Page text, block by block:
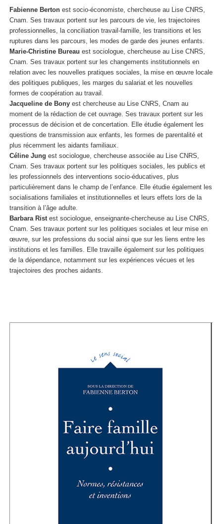
Fabienne Berton est socio-économiste, chercheuse au Lise CNRS,
Cnam. Ses travaux portent sur les parcours de vie, les trajectoires
professionnelles, la conciliation travail-famille, les transitions et les
ruptures dans les parcours, les modes de garde des jeunes enfants.
Marie-Christine Bureau est sociologue, chercheuse au Lise CNRS,
Cnam. Ses travaux portent sur les changements institutionnels en
relation avec les nouvelles pratiques sociales, la mise en œuvre locale
des politiques publiques, les marges du salariat et les nouvelles
formes de coopération au travail.
Jacqueline de Bony est chercheuse au Lise CNRS, Cnam au
moment de la rédaction de cet ouvrage. Ses travaux portent sur les
processus de décision et de concertation. Elle étudie également les
questions de transmission aux enfants, les formes de parentalité et
plus récemment les aidants familiaux.
Céline Jung est sociologue, chercheuse associée au Lise CNRS,
Cnam. Ses travaux portent sur les politiques sociales, les publics et
les professionnels des interventions socio-éducatives, plus
particulièrement dans le champ de l’enfance. Elle étudie également les
socialisations familiales et institutionnelles et leurs effets lors de la
transition à l’âge adulte.
Barbara Rist est sociologue, enseignante-chercheuse au Lise CNRS,
Cnam. Ses travaux portent sur les politiques sociales et leur mise en
œuvre, sur les professions du social ainsi que sur les liens entre les
institutions et les familles. Elle travaille également sur les politiques
de la dépendance, notamment sur les expériences vécues et les
trajectoires des proches aidants.